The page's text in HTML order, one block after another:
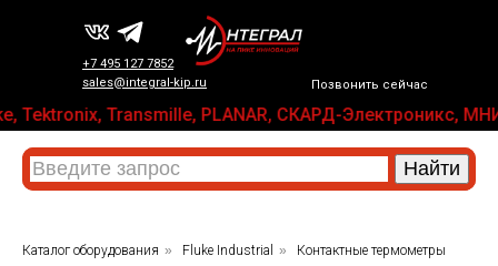
Позвонить сейчас
+7 495 127 7852
sales@integral-kip.ru
Transmille, PLANAR, СКАРД-Электроникс,
Каталог оборудования » Fluke Industrial » Контактные термометры